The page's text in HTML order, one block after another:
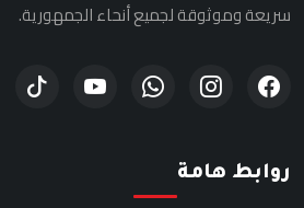
سريعة وموثوقة لجميع أنحاء الجمهورية.
روابط هامة